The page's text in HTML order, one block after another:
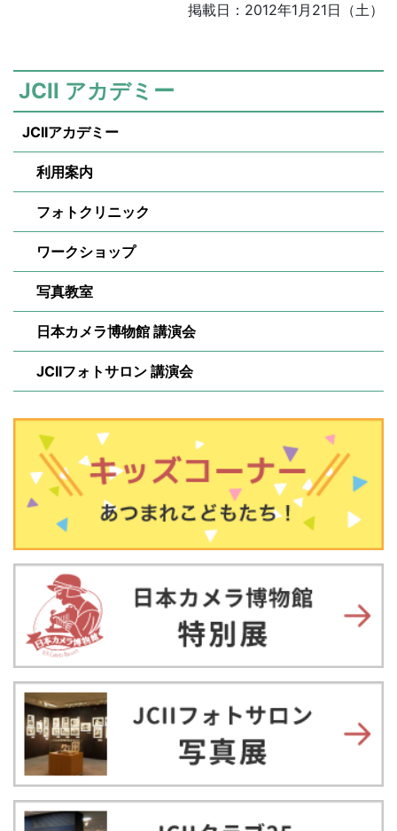
掲載日：2012年1月21日（土）
JCII アカデミー
JCIIアカデミー
利用案内
フォトクリニック
ワークショップ
写真教室
日本カメラ博物館 講演会
JCIIフォトサロン 講演会